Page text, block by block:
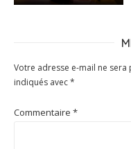
Votre adresse e-mail ne sera
indiqués avec*
Commentaire *